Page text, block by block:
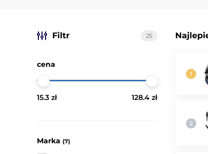
Filtr 25
cena
15.3 zł 128.4 zł
Marka (7)